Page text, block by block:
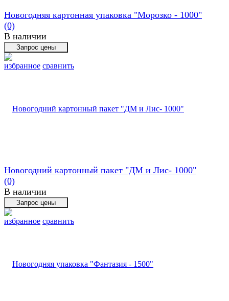
избранное сравнить
Новогодняя картонная упаковка "Морозко - 1000"
(0)
В наличии
избранное сравнить
Новогодний картонный пакет "ДМ и Лис- 1000"
(0)
В наличии